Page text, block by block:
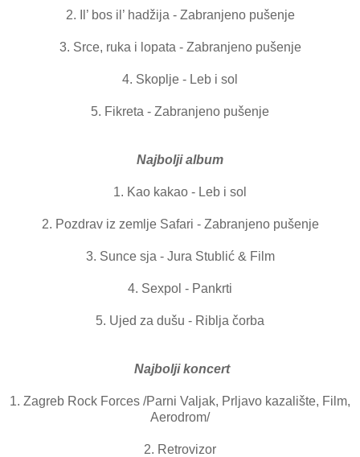
2. Il’ bos il’ hadžija - Zabranjeno pušenje
3. Srce, ruka i lopata - Zabranjeno pušenje
4. Skoplje - Leb i sol
5. Fikreta - Zabranjeno pušenje
Najbolji album
1. Kao kakao - Leb i sol
2. Pozdrav iz zemlje Safari - Zabranjeno pušenje
3. Sunce sja - Jura Stublić & Film
4. Sexpol - Pankrti
5. Ujed za dušu - Riblja čorba
Najbolji koncert
1. Zagreb Rock Forces /Parni Valjak, Prljavo kazalište, Film,
Aerodrom/
2. Retrovizor